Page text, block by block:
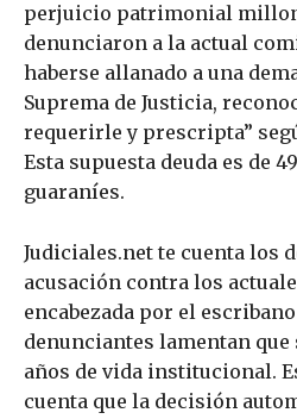
perjuicio patrimonial
denunciaron a la actual
haberse allanado a una
Suprema de Justicia,
requerirle y prescripta”
Esta supuesta deuda es de
guaraníes.
Judiciales.net te cuenta los
acusación contra los
encabezada por el
denunciantes lamentan que
años de vida institucional.
cuenta que la decisión